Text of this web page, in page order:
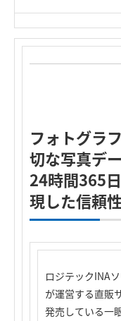
フォトグラ
切な写真デ
24時間365
現した信頼
ロジテックINA
が運営する直販
発売している一